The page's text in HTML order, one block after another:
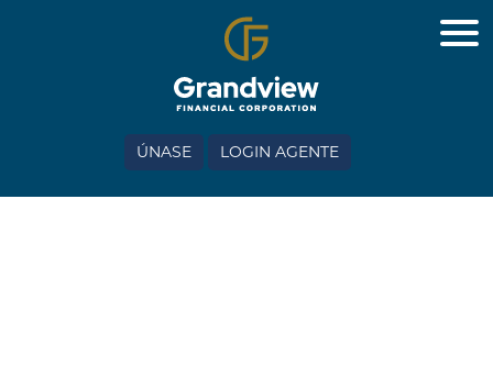
ÚNASE LOGIN AGENTE